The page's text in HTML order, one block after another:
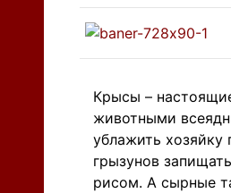
Крысы –
животными
ублажить хозяйку
грызунов
рисом. А сырные